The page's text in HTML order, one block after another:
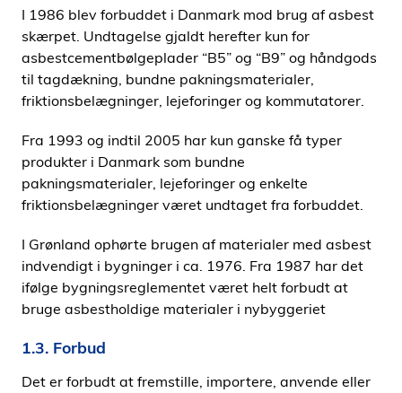
I 1986 blev forbuddet i Danmark mod brug af asbest
skærpet. Undtagelse gjaldt herefter kun for
asbestcementbølgeplader “B5” og “B9” og håndgods
til tagdækning, bundne pakningsmaterialer,
friktionsbelægninger, lejeforinger og kommutatorer.
Fra 1993 og indtil 2005 har kun ganske få typer
produkter i Danmark som bundne
pakningsmaterialer, lejeforinger og enkelte
friktionsbelægninger været undtaget fra forbuddet.
I Grønland ophørte brugen af materialer med asbest
indvendigt i bygninger i ca. 1976. Fra 1987 har det
ifølge bygningsreglementet været helt forbudt at
bruge asbestholdige materialer i nybyggeriet
1.3. Forbud
Det er forbudt at fremstille, importere, anvende eller